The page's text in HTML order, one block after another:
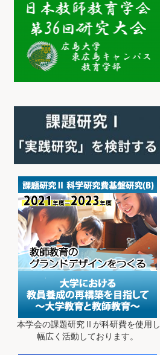
本学会の課題研究Ⅱが科研費を使用し
幅広く活動しております。